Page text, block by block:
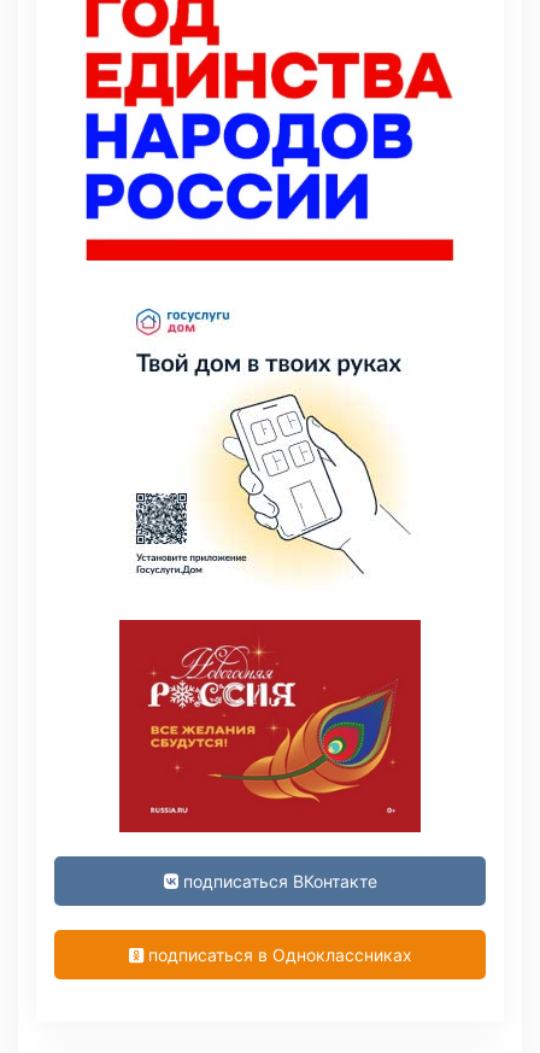
подписаться ВКонтакте
подписаться в Одноклассниках